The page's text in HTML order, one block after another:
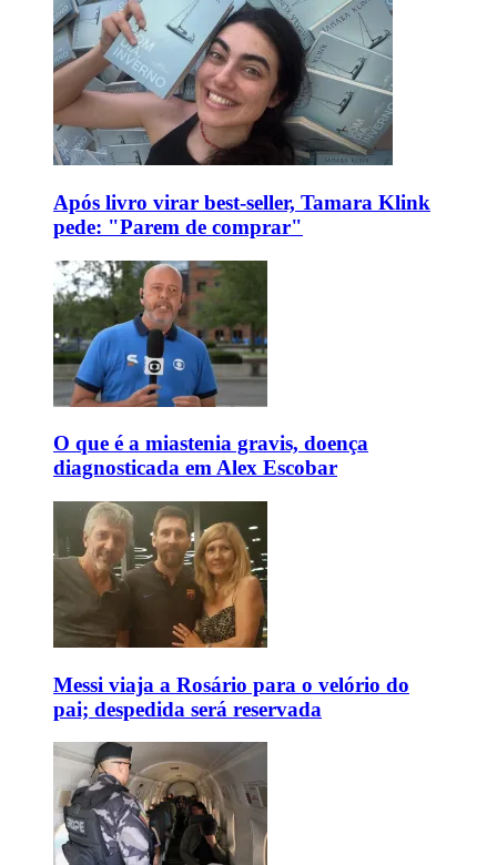
Após livro virar best-seller, Tamara Klink
pede: "Parem de comprar"
O que é a miastenia gravis, doença
diagnosticada em Alex Escobar
Messi viaja a Rosário para o velório do
pai; despedida será reservada